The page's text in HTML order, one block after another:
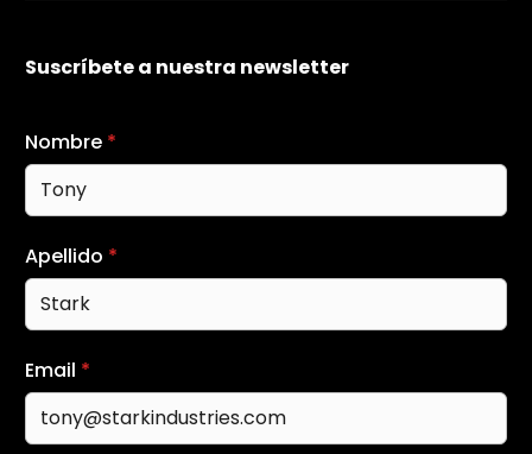
Suscríbete a nuestra newsletter
Nombre *
Apellido *
Email *